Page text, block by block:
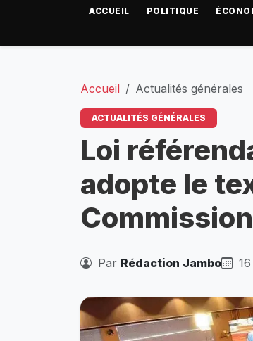
ACCUEIL POLITIQUE
Accueil Actualités générales
ACTUALITÉS GÉNÉRALES
Loi
adopte le
Par Rédaction Jambo